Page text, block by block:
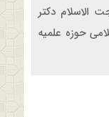
‌الاسلام دکتر
حوزه علمیه